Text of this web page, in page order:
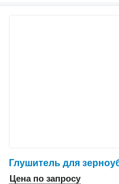
Цена по запросу